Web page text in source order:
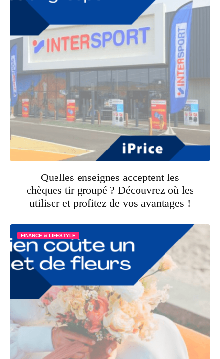
Quelles enseignes acceptent les
chèques tir groupé ? Découvrez où les
utiliser et profitez de vos avantages !
FINANCE & LIFESTYLE